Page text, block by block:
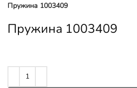
Пружина 1003409
Пружина 1003409